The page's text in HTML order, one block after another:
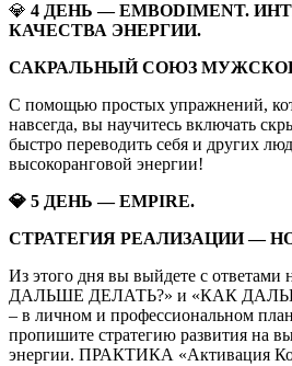
💎 4 ДЕНЬ — EMBODIMENT.
КАЧЕСТВА ЭНЕРГИИ.
САКРАЛЬНЫЙ СОЮЗ
С помощью простых упражнений,
навсегда, вы научитесь включать
быстро переводить себя и других
высокоранговой энергии!
💎 5 ДЕНЬ — EMPIRE.
СТРАТЕГИЯ РЕАЛИЗАЦИИ —
Из этого дня вы выйдете с
ДАЛЬШЕ ДЕЛАТЬ?» и «КАК
– в личном и профессиональном
пропишите стратегию развития на
энергии. ПРАКТИКА «Активация